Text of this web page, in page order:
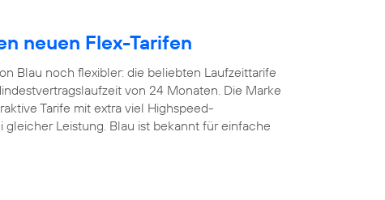
neuen Flex-Tarifen
Blau noch flexibler: die beliebten Laufzeittarife
von 24 Monaten. Die Marke
Tarife mit extra viel Highspeed-
Leistung. Blau ist bekannt für einfache